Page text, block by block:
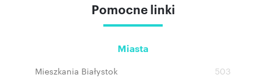
Pomocne linki
Miasta
Mieszkania Białystok
503